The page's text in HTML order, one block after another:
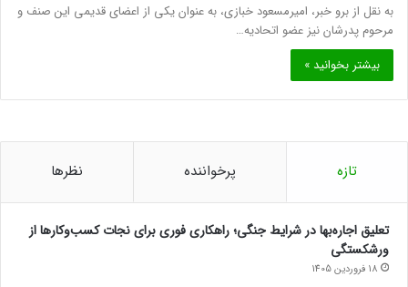
به نقل از برو خبر، امیرمسعود خبازی، به عنوان یکی از اعضای قدیمی این صنف و
مرحوم پدرشان نیز عضو اتحادیه…
بیشتر بخوانید »
تازه پرخواننده نظرها
تعلیق اجاره‌بها در شرایط جنگی؛ راهکاری فوری برای نجات کسب‌وکارها از
ورشکستگی
18 فروردین 1405